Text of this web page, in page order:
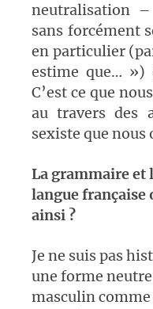
neutralisation
sans forcément
en particulier
estime que… »)
C’est ce que
au travers des
sexiste que nous
La grammaire et
langue
ainsi ?
Je ne suis pas
une forme
masculin comme